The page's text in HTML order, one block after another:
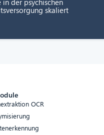
in der psychischen
skaliert
OCR